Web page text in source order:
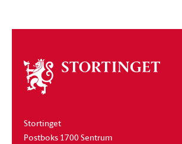
Om
stortinget
Stortinget
Postboks 1700 Sentrum